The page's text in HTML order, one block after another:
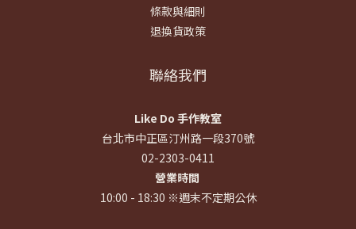
條款與細則
退換貨政策
聯絡我們
Like Do 手作教室
台北市中正區汀州路一段370號
02-2303-0411
營業時間
10:00 - 18:30 ※週末不定期公休